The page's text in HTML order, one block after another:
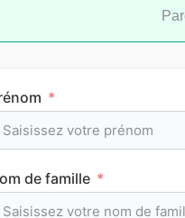
Les flux
de famille